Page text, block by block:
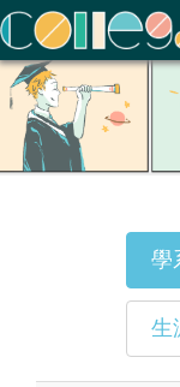
ColleGo! 大學選才與
學
生